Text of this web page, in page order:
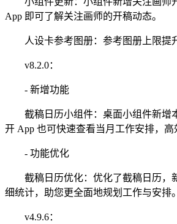
App 即可了解关注画师的开稿动态。
人设卡参考图册：参考图册上限提升
v8.2.0：
- 新增功能
截稿日历小组件：桌面小组件新增
开 App 也可快速查看当月工作安排，高
- 功能优化
截稿日历优化：优化了截稿日历，
细统计，助您更全面地规划工作与安排。
v4.9.6：